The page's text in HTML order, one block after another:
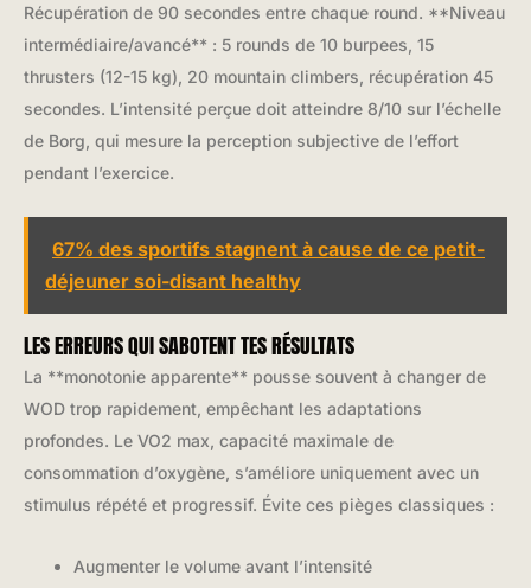
Récupération de 90 secondes entre chaque round. **Niveau
intermédiaire/avancé** : 5 rounds de 10 burpees, 15
thrusters (12-15 kg), 20 mountain climbers, récupération 45
secondes. L’intensité perçue doit atteindre 8/10 sur l’échelle
de Borg, qui mesure la perception subjective de l’effort
pendant l’exercice.
67% des sportifs stagnent à cause de ce petit-
déjeuner soi-disant healthy
LES ERREURS QUI SABOTENT TES RÉSULTATS
La **monotonie apparente** pousse souvent à changer de
WOD trop rapidement, empêchant les adaptations
profondes. Le VO2 max, capacité maximale de
consommation d’oxygène, s’améliore uniquement avec un
stimulus répété et progressif. Évite ces pièges classiques :
Augmenter le volume avant l’intensité